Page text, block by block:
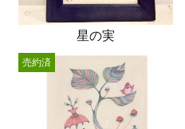
星の実
売約済